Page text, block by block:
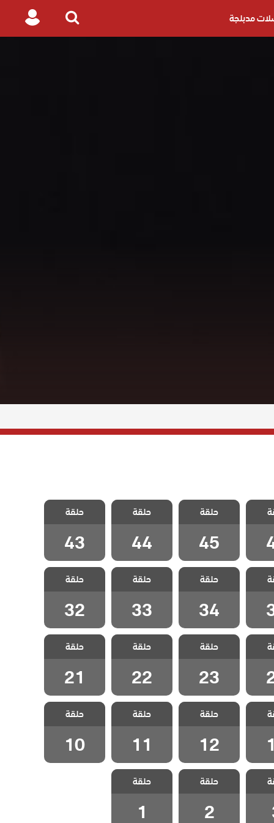
مدبلجة
Search
Login
مسلسل اضنالي
الحلقة 45
حلقة
45
مسلسل اضنالي
الحلقة 44
حلقة
44
مسلسل اضنالي
الحلقة 43
حلقة
43
مسلسل اضنالي
الحلقة 34
حلقة
34
مسلسل اضنالي
الحلقة 33
حلقة
33
مسلسل اضنالي
الحلقة 32
حلقة
32
مسلسل اضنالي
الحلقة 23
حلقة
23
مسلسل اضنالي
الحلقة 22
حلقة
22
مسلسل اضنالي
الحلقة 21
حلقة
21
مسلسل اضنالي
الحلقة 12
حلقة
12
مسلسل اضنالي
الحلقة 11
حلقة
11
مسلسل اضنالي
الحلقة 10
حلقة
10
3
مسلسل اضنالي
الحلقة 2
حلقة
2
مسلسل اضنالي
الحلقة 1
حلقة
1